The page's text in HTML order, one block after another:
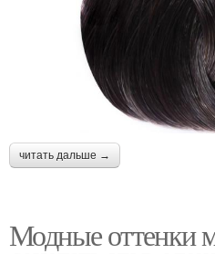
читать дальше →
Модные оттенки